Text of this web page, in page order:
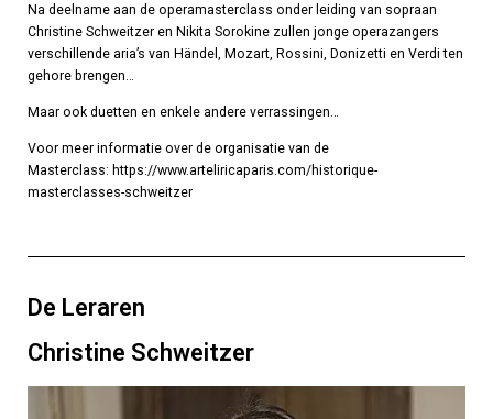
Na deelname aan de operamasterclass onder leiding van sopraan
Christine Schweitzer en Nikita Sorokine zullen jonge operazangers
verschillende aria’s van Händel, Mozart, Rossini, Donizetti en Verdi ten
gehore brengen…
Maar ook duetten en enkele andere verrassingen…
Voor meer informatie over de organisatie van de
Masterclass: https://www.arteliricaparis.com/historique-
masterclasses-schweitzer
De Leraren
Christine Schweitzer